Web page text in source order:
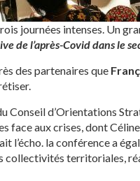
journées intenses. Un
de l’après-Covid dans le
des partenaires que
Conseil d’Orientations
aux crises, dont
l’écho. la conférence a
collectivités territoriales,